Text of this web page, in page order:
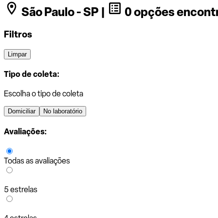
São Paulo - SP |
0 opções
Filtros
Limpar
Tipo de coleta:
Escolha o tipo de coleta
Domiciliar No laboratório
Avaliações:
Todas as avaliações
5 estrelas